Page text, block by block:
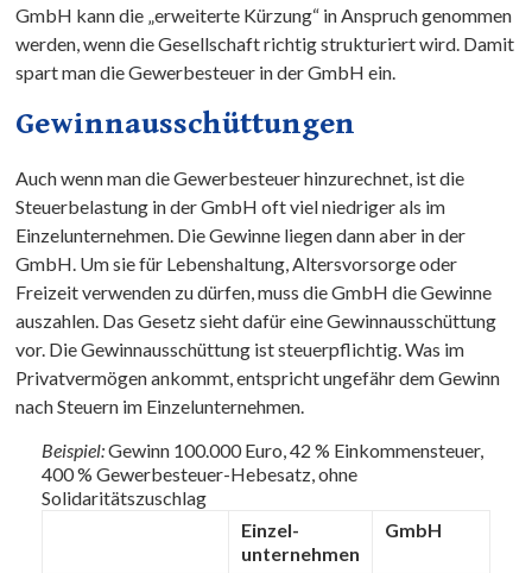
GmbH kann die „erweiterte Kürzung“ in Anspruch genommen
werden, wenn die Gesellschaft richtig strukturiert wird. Damit
spart man die Gewerbesteuer in der GmbH ein.
Gewinnausschüttungen
Auch wenn man die Gewerbesteuer hinzurechnet, ist die
Steuerbelastung in der GmbH oft viel niedriger als im
Einzelunternehmen. Die Gewinne liegen dann aber in der
GmbH. Um sie für Lebenshaltung, Altersvorsorge oder
Freizeit verwenden zu dürfen, muss die GmbH die Gewinne
auszahlen. Das Gesetz sieht dafür eine Gewinnausschüttung
vor. Die Gewinnausschüttung ist steuerpflichtig. Was im
Privatvermögen ankommt, entspricht ungefähr dem Gewinn
nach Steuern im Einzelunternehmen.
Beispiel:Gewinn 100.000 Euro, 42 % Einkommensteuer,
400 % Gewerbesteuer-Hebesatz, ohne
Solidaritätszuschlag
Einzel­
unternehmen
GmbH